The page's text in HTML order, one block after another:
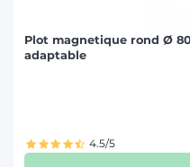
Plot magnetique rond Ø
adaptable
4.5/5